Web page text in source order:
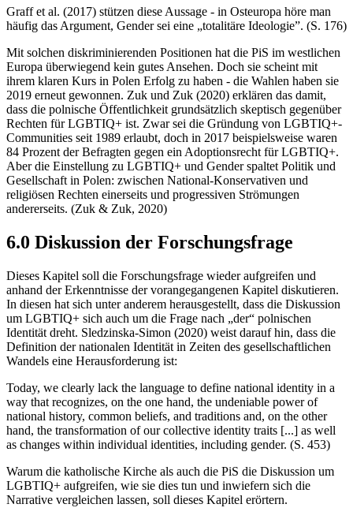
Graff et al. (2017) stützen diese Aussage - in Osteuropa höre man
häufig das Argument, Gender sei eine „totalitäre Ideologie”. (S. 176)
Mit solchen diskriminierenden Positionen hat die PiS im westlichen
Europa überwiegend kein gutes Ansehen. Doch sie scheint mit
ihrem klaren Kurs in Polen Erfolg zu haben - die Wahlen haben sie
2019 erneut gewonnen. Zuk und Zuk (2020) erklären das damit,
dass die polnische Öffentlichkeit grundsätzlich skeptisch gegenüber
Rechten für LGBTIQ+ ist. Zwar sei die Gründung von LGBTIQ+-
Communities seit 1989 erlaubt, doch in 2017 beispielsweise waren
84 Prozent der Befragten gegen ein Adoptionsrecht für LGBTIQ+.
Aber die Einstellung zu LGBTIQ+ und Gender spaltet Politik und
Gesellschaft in Polen: zwischen National-Konservativen und
religiösen Rechten einerseits und progressiven Strömungen
andererseits. (Zuk & Zuk, 2020)
6.0 Diskussion der Forschungsfrage
Dieses Kapitel soll die Forschungsfrage wieder aufgreifen und
anhand der Erkenntnisse der vorangegangenen Kapitel diskutieren.
In diesen hat sich unter anderem herausgestellt, dass die Diskussion
um LGBTIQ+ sich auch um die Frage nach „der“ polnischen
Identität dreht. Sledzinska-Simon (2020) weist darauf hin, dass die
Definition der nationalen Identität in Zeiten des gesellschaftlichen
Wandels eine Herausforderung ist:
Today, we clearly lack the language to define national identity in a
way that recognizes, on the one hand, the undeniable power of
national history, common beliefs, and traditions and, on the other
hand, the transformation of our collective identity traits [...] as well
as changes within individual identities, including gender. (S. 453)
Warum die katholische Kirche als auch die PiS die Diskussion um
LGBTIQ+ aufgreifen, wie sie dies tun und inwiefern sich die
Narrative vergleichen lassen, soll dieses Kapitel erörtern.